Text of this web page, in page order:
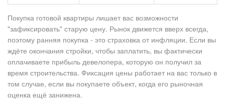
Покупка готовой квартиры лишает вас возможности
"зафиксировать" старую цену. Рынок движется вверх всегда,
поэтому ранняя покупка - это страховка от инфляции. Если вы
ждёте окончания стройки, чтобы заплатить, вы фактически
оплачиваете прибыль девелопера, которую он получил за
время строительства. Фиксация цены работает на вас только в
том случае, если вы покупаете объект, когда его рыночная
оценка ещё занижена.